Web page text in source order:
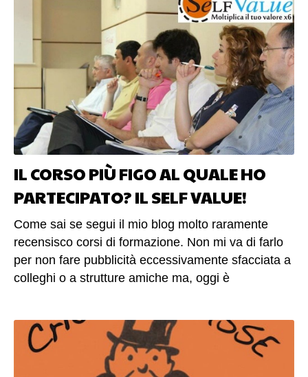
IL CORSO PIÙ FIGO AL QUALE HO
PARTECIPATO? IL SELF VALUE!
Come sai se segui il mio blog molto raramente
recensisco corsi di formazione. Non mi va di farlo
per non fare pubblicità eccessivamente sfacciata a
colleghi o a strutture amiche ma, oggi è
resto in qualità di marketer non mi vergogno della
pubblicità) : ho sempre pensato che, se una
esperienza d’aula fosse stata valida per me non è